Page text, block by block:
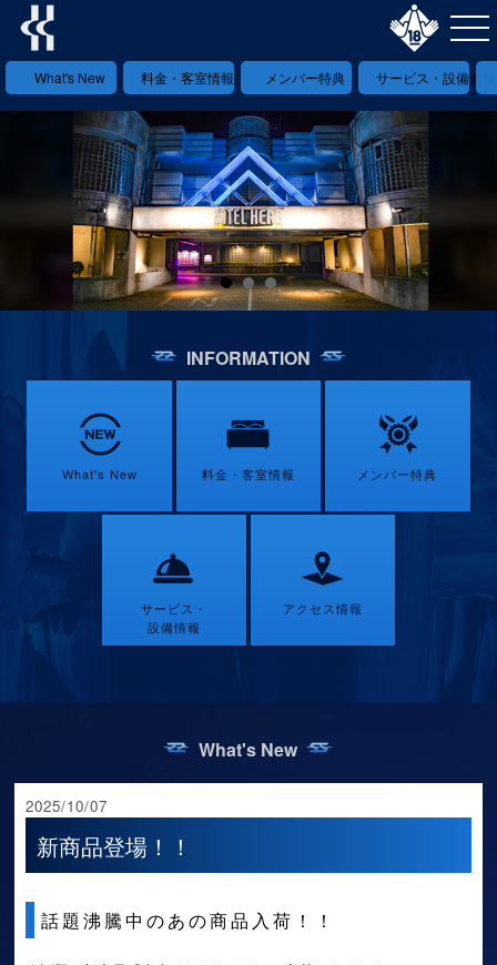
What's New 料金・客室情報 メンバー特典 サービス・設備情報
INFORMATION
What's New 料金・客室情報 メンバー特典
サービス・
設備情報
アクセス情報
What's New
2025/10/07
新商品登場！！
話題沸騰中のあの商品入荷！！